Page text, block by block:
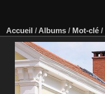
Accueil / Albums / Mot-clé /